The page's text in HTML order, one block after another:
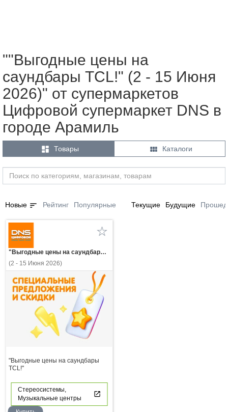
""Выгодные цены на
саундбары TCL!" (2 - 15 Июня
2026)" от супермаркетов
Цифровой супермаркет DNS в
городе Арамиль
 Товары  Каталоги
Новые sort Рейтинг Популярные Текущие Будущие
"Выгодные цены на саундбары TCL!"
(2 - 15 Июня 2026)
"Выгодные цены на саундбары
TCL!"
Стереосистемы,
Музыкальные центры